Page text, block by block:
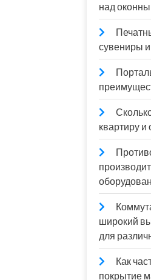
над
сувениры
квартиру и
широкий
для
Как
покрытие